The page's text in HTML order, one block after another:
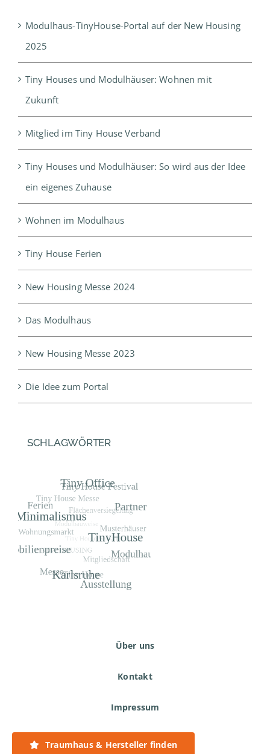
Modulhaus-TinyHouse-Portal auf der New Housing
2025
Tiny Houses und Modulhäuser: Wohnen mit
Zukunft
Mitglied im Tiny House Verband
Tiny Houses und Modulhäuser: So wird aus der Idee
ein eigenes Zuhause
Wohnen im Modulhaus
Tiny House Ferien
New Housing Messe 2024
Das Modulhaus
New Housing Messe 2023
Die Idee zum Portal
SCHLAGWÖRTER
Traumhaus & Hersteller finden
Über uns
Kontakt
Impressum